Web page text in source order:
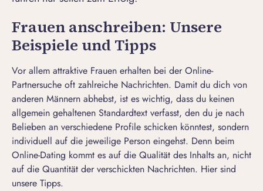
Frauen anschreiben: Unsere
Beispiele und Tipps
Vor allem attraktive Frauen erhalten bei der Online-
Partnersuche oft zahlreiche Nachrichten. Damit du dich von
anderen Männern abhebst, ist es wichtig, dass du keinen
allgemein gehaltenen Standardtext verfasst, den du je nach
Belieben an verschiedene Profile schicken könntest, sondern
individuell auf die jeweilige Person eingehst. Denn beim
Online-Dating kommt es auf die Qualität des Inhalts an, nicht
auf die Quantität der verschickten Nachrichten. Hier sind
unsere Tipps.